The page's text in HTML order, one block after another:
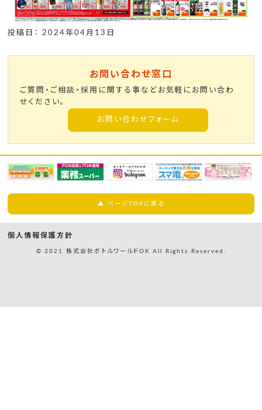
投稿日： 2024年04月13日
お問い合わせ窓口
ご質問・ご相談・採用に関する事などお気軽にお問い合わ
せください。
お問い合わせフォーム
▲ ページTOPに戻る
個人情報保護方針
© 2021 株式会社ボトルワールドOK All Rights Reserved.